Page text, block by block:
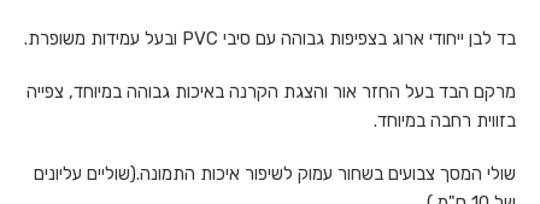
בד לבן ייחודי ארוג בצפיפות גבוהה עם סיבי PVC ובעל עמידות משופרת.
מרקם הבד בעל החזר אור והצגת הקרנה באיכות גבוהה במיוחד, צפייה
בזווית רחבה במיוחד.
שולי המסך צבועים בשחור עמוק לשיפור איכות התמונה.(שוליים עליונים